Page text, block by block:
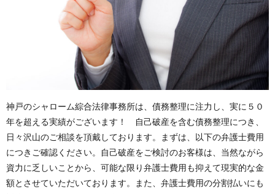
神戸のシャローム綜合法律事務所は、債務整理に注力し、実に５０
年を超える実績がございます！ 自己破産を含む債務整理につき、
日々沢山のご相談を頂戴しております。まずは、以下の弁護士費用
につきご確認ください。自己破産をご検討のお客様は、当然ながら
資力に乏しいことから、可能な限り弁護士費用も抑えて現実的な金
額とさせていただいております。また、弁護士費用の分割払いにも